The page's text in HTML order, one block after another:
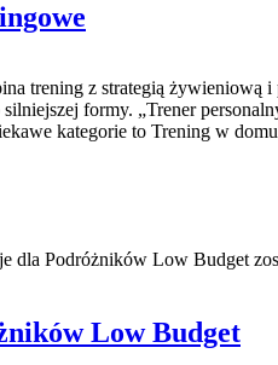
trening z strategią
formy. „Trener
kategorie to Trening w
dla Podróżników Low Budget
Low Budget